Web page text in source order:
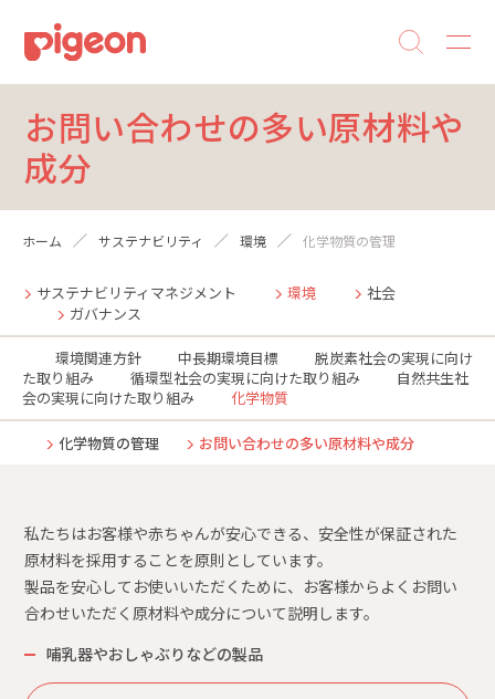
お問い合わせの多い原材料や
成分
ホーム サステナビリティ 環境 化学物質の管理
サステナビリティマネジメント 環境
社会
ガバナンス
環境関連方針 中長期環境目標
脱炭素社会の実現に向け
た取り組み
循環型社会の実現に向けた取り組み
自然共生社
会の実現に向けた取り組み
化学物質
化学物質の管理 お問い合わせの多い原材料や成分
私たちはお客様や赤ちゃんが安心できる、安全性が保証された
原材料を採用することを原則としています。
製品を安心してお使いいただくために、お客様からよくお問い
合わせいただく原材料や成分について説明します。
哺乳器やおしゃぶりなどの製品